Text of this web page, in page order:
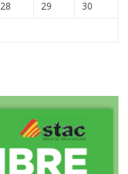
28 29
30